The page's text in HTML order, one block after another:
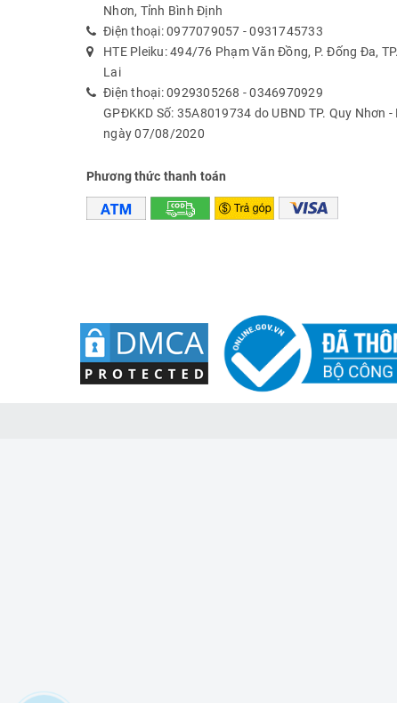
Nhơn, Tỉnh Bình Định
Điện thoại:0977079057 -0931745733
HTE Pleiku: 494/76 Phạm Văn Đồng, P. Đống Đa,
Lai
Điện thoại:0929305268 -0346970929
GPĐKKD Số: 35A8019734 do UBND TP. Quy Nhơn
ngày 07/08/2020
Phương thức thanh toán